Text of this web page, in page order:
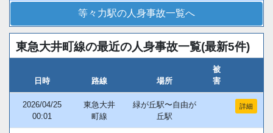
等々力駅の人身事故一覧へ
東急大井町線の最近の人身事故一覧(最新5件)
日時 路線 場所
被
害
2026/04/25
00:01
東急大井
町線
緑が丘駅〜自由が
丘駅
詳細